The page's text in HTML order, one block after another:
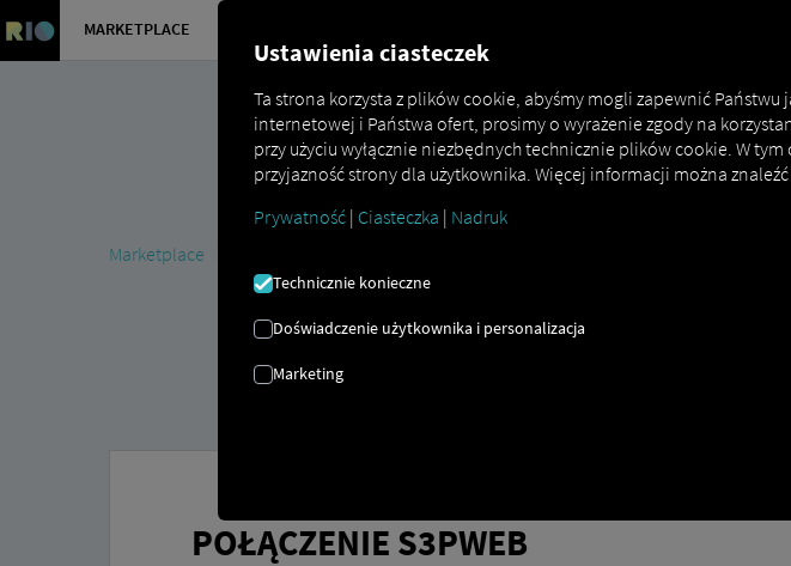
MARKETPLACE
Marketplace
POŁĄCZENIE S3PWEB
Ustawienia ciasteczek
Ta strona korzysta z plików cookie, abyśmy mogli zapewnić
internetowej i Państwa ofert, prosimy o wyrażenie zgody na
przy użyciu wyłącznie niezbędnych technicznie plików cookie. W
przyjazność strony dla użytkownika. Więcej informacji można
Prywatność | Ciasteczka | Nadruk
Technicznie konieczne
Doświadczenie użytkownika i personalizacja
Marketing